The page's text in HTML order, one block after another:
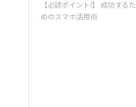
【必読ポイント!】 成功するた
めのスマホ活用術